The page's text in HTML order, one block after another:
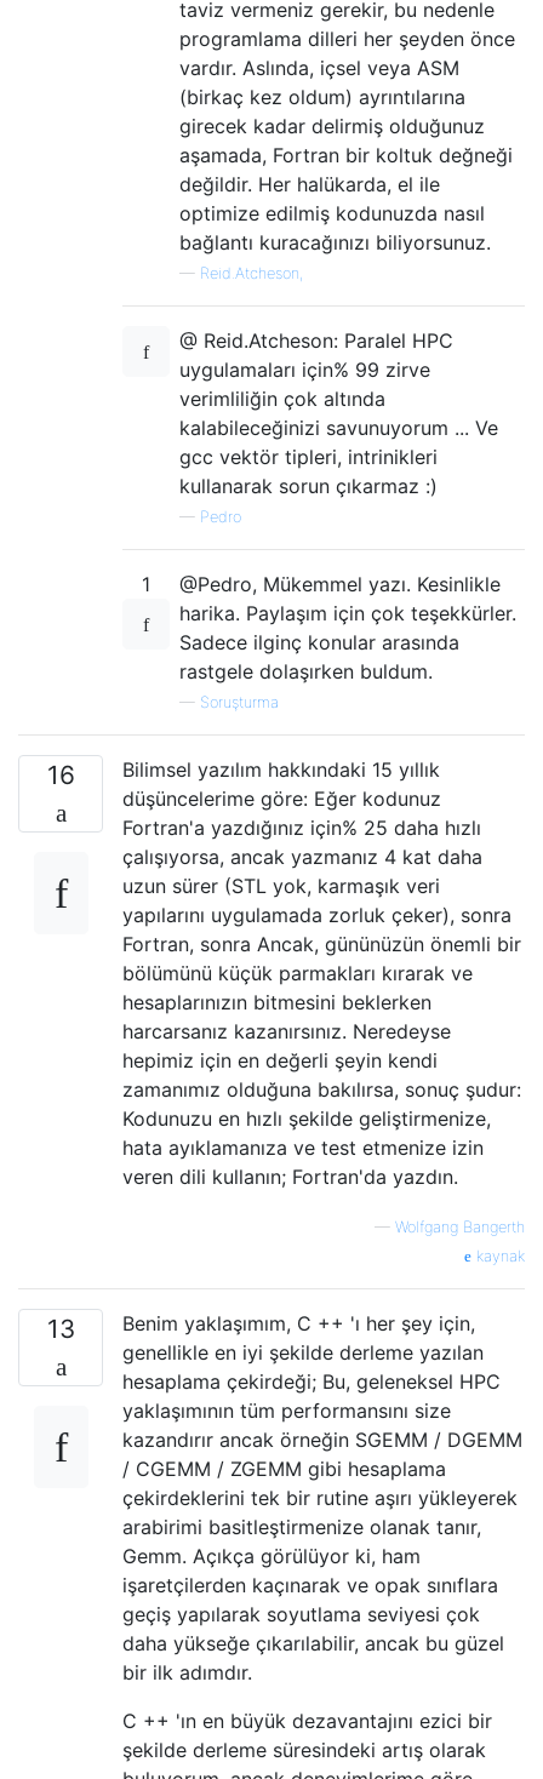
taviz vermeniz gerekir, bu nedenle
programlama dilleri her şeyden önce
vardır. Aslında, içsel veya ASM
(birkaç kez oldum) ayrıntılarına
girecek kadar delirmiş olduğunuz
aşamada, Fortran bir koltuk değneği
değildir. Her halükarda, el ile
optimize edilmiş kodunuzda nasıl
bağlantı kuracağınızı biliyorsunuz.
— Reid.Atcheson,
@ Reid.Atcheson: Paralel HPC
uygulamaları için% 99 zirve
verimliliğin çok altında
kalabileceğinizi savunuyorum ... Ve
gcc vektör tipleri, intrinikleri
kullanarak sorun çıkarmaz :)
— Pedro
1
@Pedro, Mükemmel yazı. Kesinlikle
harika. Paylaşım için çok teşekkürler.
Sadece ilginç konular arasında
rastgele dolaşırken buldum.
— Soruşturma
16
Bilimsel yazılım hakkındaki 15 yıllık
düşüncelerime göre: Eğer kodunuz
Fortran'a yazdığınız için% 25 daha hızlı
çalışıyorsa, ancak yazmanız 4 kat daha
uzun sürer (STL yok, karmaşık veri
yapılarını uygulamada zorluk çeker), sonra
Fortran, sonra Ancak, gününüzün önemli bir
bölümünü küçük parmakları kırarak ve
hesaplarınızın bitmesini beklerken
harcarsanız kazanırsınız. Neredeyse
hepimiz için en değerli şeyin kendi
zamanımız olduğuna bakılırsa, sonuç şudur:
Kodunuzu en hızlı şekilde geliştirmenize,
hata ayıklamanıza ve test etmenize izin
veren dili kullanın; Fortran'da yazdın.
— Wolfgang Bangerth
kaynak
13
Benim yaklaşımım, C ++ 'ı her şey için,
genellikle en iyi şekilde derleme yazılan
hesaplama çekirdeği; Bu, geleneksel HPC
yaklaşımının tüm performansını size
kazandırır ancak örneğin SGEMM / DGEMM
/ CGEMM / ZGEMM gibi hesaplama
çekirdeklerini tek bir rutine aşırı yükleyerek
arabirimi basitleştirmenize olanak tanır,
Gemm. Açıkça görülüyor ki, ham
işaretçilerden kaçınarak ve opak sınıflara
geçiş yapılarak soyutlama seviyesi çok
daha yükseğe çıkarılabilir, ancak bu güzel
bir ilk adımdır.
C ++ 'ın en büyük dezavantajını ezici bir
şekilde derleme süresindeki artış olarak